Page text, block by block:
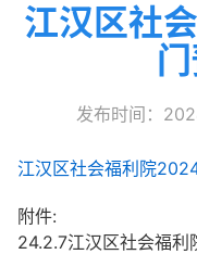
江汉区社
发布时间：
江汉区社会福利院
附件:
24.2.7江汉区社会福